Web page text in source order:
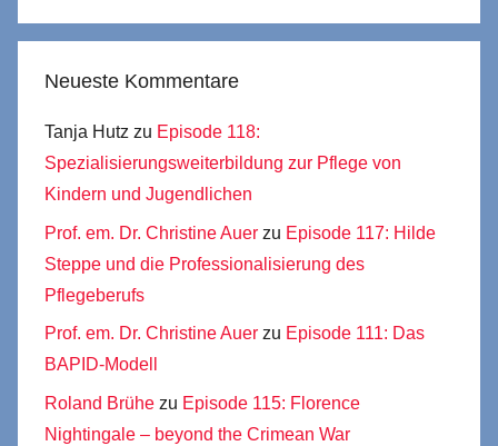
Neueste Kommentare
Tanja Hutz zu Episode 118:
Spezialisierungsweiterbildung zur Pflege von
Kindern und Jugendlichen
Prof. em. Dr. Christine Auer zu Episode 117: Hilde
Steppe und die Professionalisierung des
Pflegeberufs
Prof. em. Dr. Christine Auer zu Episode 111: Das
BAPID-Modell
Roland Brühe zu Episode 115: Florence
Nightingale – beyond the Crimean War